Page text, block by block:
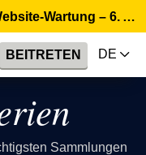
WICHTIGER HINWEIS: Geplante Website-Wartung – 6. August, 02:00 Uhr CEST >
BEITRETEN DE
Sammlungen